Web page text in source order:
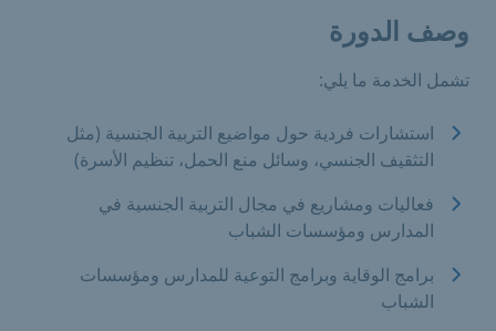
وصف الدورة
تشمل الخدمة ما يلي:
استشارات فردية حول مواضيع التربية الجنسية (مثل
التثقيف الجنسي، وسائل منع الحمل، تنظيم الأسرة)
فعاليات ومشاريع في مجال التربية الجنسية في
المدارس ومؤسسات الشباب
برامج الوقاية وبرامج التوعية للمدارس ومؤسسات
الشباب